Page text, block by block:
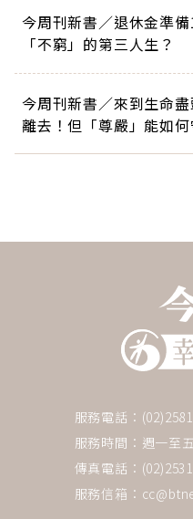
今周刊新書／退休金準
「不窮」的第三人生？
今周刊新書／來到生命
離去！但「尊嚴」能如何
服務電話：
服務時間：週一至
傳真電話：
服務信箱：